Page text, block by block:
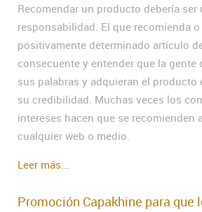
Recomendar un producto debería ser
responsabilidad. El que recomienda o
positivamente determinado artículo
consecuente y entender que la gente
sus palabras y adquieran el producto
su credibilidad. Muchas veces los
intereses hacen que se recomienden
cualquier web o medio.
Leer más...
Promoción Capakhine para que